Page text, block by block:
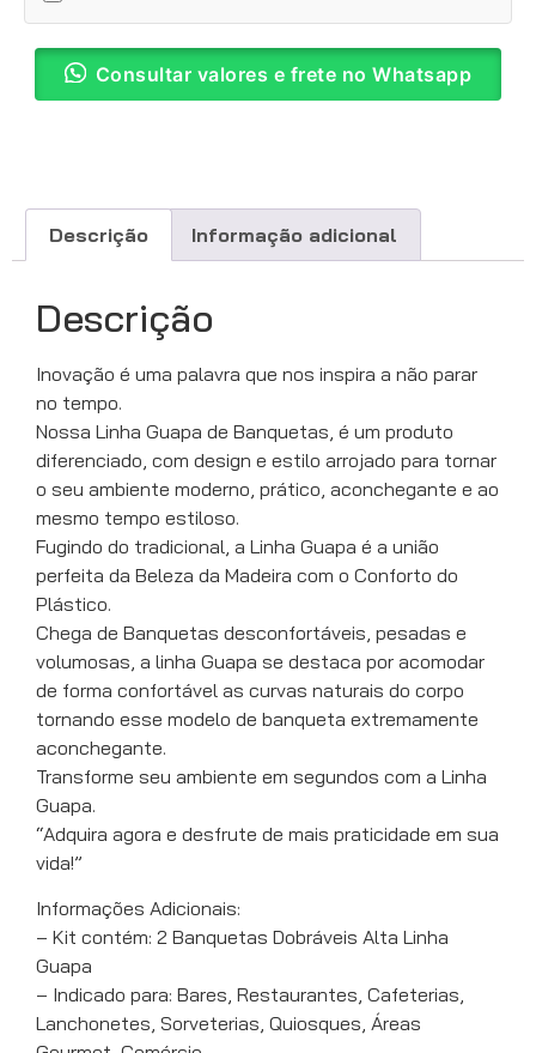
Consultar valores e frete no Whatsapp
Descrição Informação adicional
Descrição
Inovação é uma palavra que nos inspira a não parar
no tempo.
Nossa Linha Guapa de Banquetas, é um produto
diferenciado, com design e estilo arrojado para tornar
o seu ambiente moderno, prático, aconchegante e ao
mesmo tempo estiloso.
Fugindo do tradicional, a Linha Guapa é a união
perfeita da Beleza da Madeira com o Conforto do
Plástico.
Chega de Banquetas desconfortáveis, pesadas e
volumosas, a linha Guapa se destaca por acomodar
de forma confortável as curvas naturais do corpo
tornando esse modelo de banqueta extremamente
aconchegante.
Transforme seu ambiente em segundos com a Linha
Guapa.
“Adquira agora e desfrute de mais praticidade em sua
vida!”
Informações Adicionais:
– Kit contém: 2 Banquetas Dobráveis Alta Linha
Guapa
– Indicado para: Bares, Restaurantes, Cafeterias,
Lanchonetes, Sorveterias, Quiosques, Áreas